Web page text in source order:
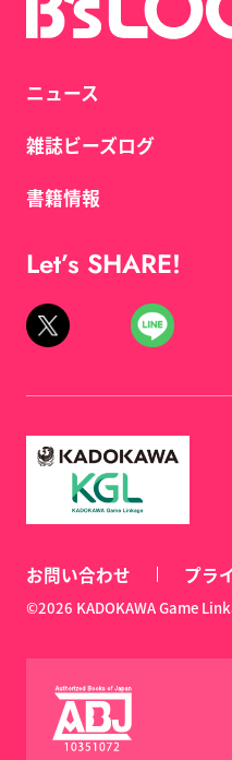
ニュース
雑誌ビーズログ
書籍情報
Let’s SHARE!
お問い合わせ プラ
©2026 KADOKAWA Game